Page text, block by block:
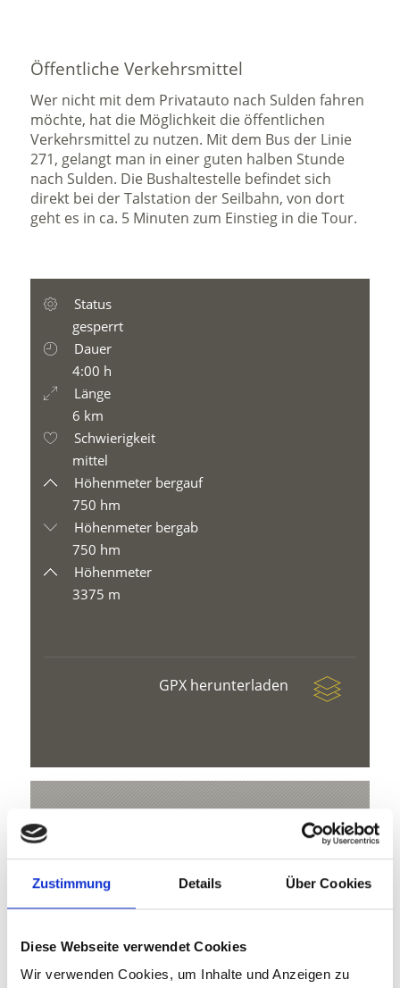
Zustimmung Details Über Cookies
Diese Webseite verwendet Cookies
Wir verwenden Cookies, um Inhalte und Anzeigen zu
Öffentliche Verkehrsmittel
Wer nicht mit dem Privatauto nach Sulden fahren
möchte, hat die Möglichkeit die öffentlichen
Verkehrsmittel zu nutzen. Mit dem Bus der Linie
271, gelangt man in einer guten halben Stunde
nach Sulden. Die Bushaltestelle befindet sich
direkt bei der Talstation der Seilbahn, von dort
geht es in ca. 5 Minuten zum Einstieg in die Tour.
Status
gesperrt
Dauer
4:00 h
Länge
6 km
Schwierigkeit
mittel
Höhenmeter bergauf
750 hm
Höhenmeter bergab
750 hm
Höhenmeter
3375 m
GPX herunterladen
V
Hauptstr. 23